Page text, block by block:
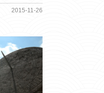
2015-11-26